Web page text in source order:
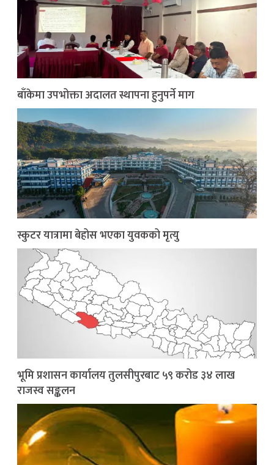
बाँकेमा उपभोक्ता अदालत स्थापना हुनुपर्ने माग
स्कुटर यात्रामा बेहोस भएका युवकको मृत्यु
भूमि प्रशासन कार्यालय तुलसीपुरबाट ५९ करोड ३४ लाख
राजस्व सङ्कलन